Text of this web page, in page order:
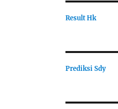
Result Hk
Prediksi Sdy